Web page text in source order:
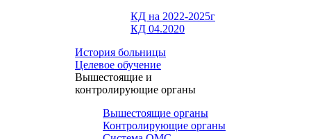
КД на 2022-2025г
КД 04.2020
История больницы
Целевое обучение
Вышестоящие и
контролирующие органы
Вышестоящие органы
Контролирующие органы